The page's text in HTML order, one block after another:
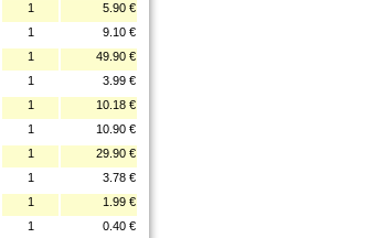
1
5.90 €
1
9.10 €
1
49.90 €
1
3.99 €
1
10.18 €
1
10.90 €
1
29.90 €
1
3.78 €
1
1.99 €
1
0.40 €